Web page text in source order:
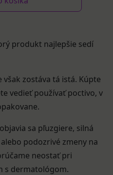
produkt najlepšie sedí
zostáva tá istá. Kúpte
vedieť používať poctivo, v
sa pľuzgiere, silná
podozrivé zmeny na
neostať pri
s dermatológom.